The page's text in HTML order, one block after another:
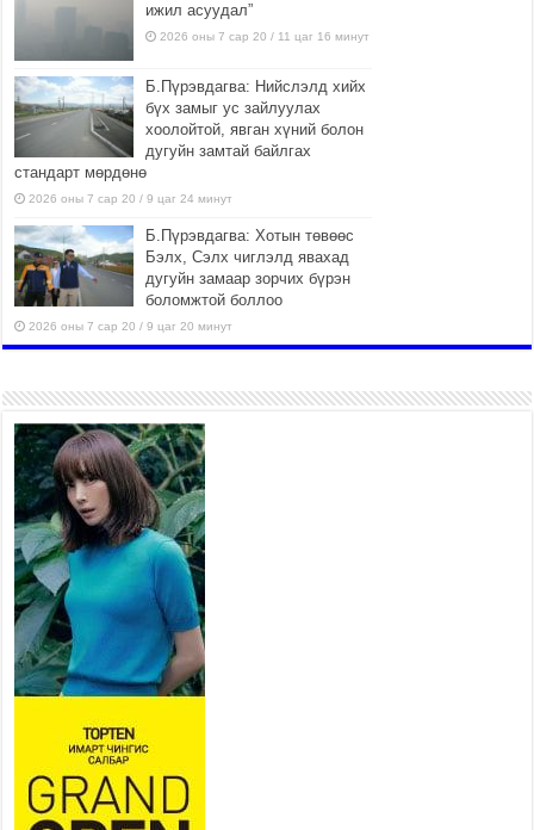
ижил асуудал”
2026 оны 7 сар 20 / 11 цаг 16 минут
Б.Пүрэвдагва: Нийслэлд хийх
бүх замыг ус зайлуулах
хоолойтой, явган хүний болон
дугуйн замтай байлгах
стандарт мөрдөнө
2026 оны 7 сар 20 / 9 цаг 24 минут
Б.Пүрэвдагва: Хотын төвөөс
Бэлх, Сэлх чиглэлд явахад
дугуйн замаар зорчих бүрэн
боломжтой боллоо
2026 оны 7 сар 20 / 9 цаг 20 минут
шугам хоолойн ажил 80
хувьтай үргэлжилж байна
2026 оны 7 сар 20 / 9 цаг 14 минут
Усархаг аадар бороо орж
байгаа тул аюулгүй байдлаа
хангаж, үер усны аюулаас
сэрэмжлэхийг нийслэлийн
Онцгой байдлын газраас анхааруулж байна
2026 оны 7 сар 20 / 9 цаг 09 минут
311 алба хаагч, 119 техник хэрэгсэлтэй ажиллаж
үер усны аюул, болзошгүй эрсдэлээс сэргийлж
байна
Аяллаа зөв төлөвлөхийг иргэдэд зөвлөж байна
2026 оны 7 сар 16 / 11 цаг 50 минут
Үер усны болзошгүй аюулаас сэргийлж,